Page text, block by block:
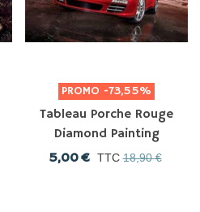
PROMO -73,55%
Tableau Porche Rouge
Diamond Painting
5,00 € TTC 18,90 €